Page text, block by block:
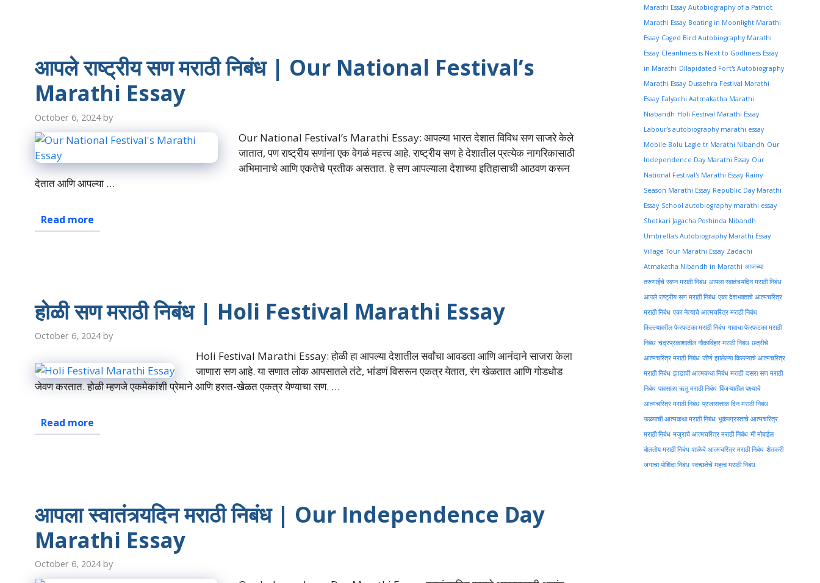
आपले राष्ट्रीय सण मराठी निबंध | Our National Festival’s
Marathi Essay
October 6, 2024 by
Our National Festival’s Marathi Essay: आपल्या भारत देशात विविध सण साजरे केले
जातात, पण राष्ट्रीय सणांना एक वेगळं महत्त्व आहे. राष्ट्रीय सण हे देशातील प्रत्येक नागरिकासाठी
अभिमानाचे आणि एकतेचे प्रतीक असतात. हे सण आपल्याला देशाच्या इतिहासाची आठवण करून
देतात आणि आपल्या …
Read more
होळी सण मराठी निबंध | Holi Festival Marathi Essay
October 6, 2024 by
Holi Festival Marathi Essay: होळी हा आपल्या देशातील सर्वांचा आवडता आणि आनंदाने साजरा केला
जाणारा सण आहे. या सणात लोक आपसातले तंटे, भांडणं विसरून एकत्र येतात, रंग खेळतात आणि गोडधोड
जेवण करतात. होळी म्हणजे एकमेकांशी प्रेमाने आणि हसत-खेळत एकत्र येण्याचा सण. …
Read more
आपला स्वातंत्र्यदिन मराठी निबंध | Our Independence Day
Marathi Essay
October 6, 2024 by
Marathi Essay Autobiography of a Patriot
Marathi Essay Boating in Moonlight Marathi
Essay Caged Bird Autobiography Marathi
Essay Cleanliness is Next to Godliness Essay
in Marathi Dilapidated Fort's Autobiography
Marathi Essay Dussehra Festival Marathi
Essay Falyachi Aatmakatha Marathi
Niabandh Holi Festival Marathi Essay
Labour's autobiography marathi essay
Mobile Bolu Lagle tr Marathi Nibandh Our
Independence Day Marathi Essay Our
National Festival's Marathi Essay Rainy
Season Marathi Essay Republic Day Marathi
Essay School autobiography marathi essay
Shetkari Jagacha Poshinda Nibandh
Umbrella's Autobiography Marathi Essay
Village Tour Marathi Essay Zadachi
Atmakatha Nibandh in Marathi आजच्या
तरुणाईचे स्वप्न मराठी निबंध आपला स्वातंत्र्यदिन मराठी निबंध
आपले राष्ट्रीय सण मराठी निबंध एका देशभक्ताचे आत्मचरित्र
मराठी निबंध एका नेत्याचे आत्मचरित्र मराठी निबंध
किल्ल्यावरील फेरफटका मराठी निबंध गावाचा फेरफटका मराठी
निबंध चंद्रप्रकाशातील नौकाविहार मराठी निबंध छत्रीचे
आत्मचरित्र मराठी निबंध जीर्ण झालेल्या किल्ल्याचे आत्मचरित्र
मराठी निबंध झाडाची आत्मकथा निबंध मराठी दसरा सण मराठी
निबंध पावसाळा ऋतू मराठी निबंध पिंजऱ्यातील पक्ष्याचे
आत्मचरित्र मराठी निबंध प्रजासत्ताक दिन मराठी निबंध
फळ्याची आत्मकथा मराठी निबंध भूकंपग्रस्ताचे आत्मचरित्र
मराठी निबंध मजुराचे आत्मचरित्र मराठी निबंध मी मोबाईल
बोलतोय मराठी निबंध शाळेचे आत्मचरित्र मराठी निबंध शेतकरी
जगाचा पोशिंदा निबंध स्वच्छतेचे महत्व मराठी निबंध